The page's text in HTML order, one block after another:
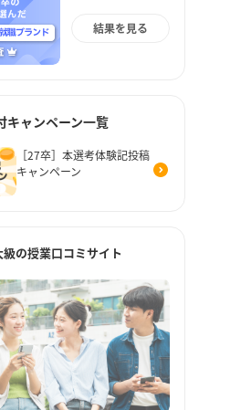
結果を見る
キャンペーン一覧
［27卒］本選考体験記投稿
キャンペーン
級の授業口コミサイト